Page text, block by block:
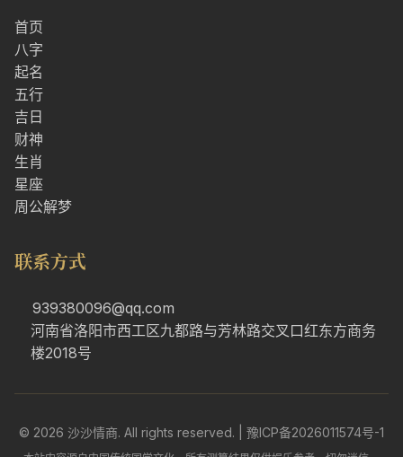
首页
八字
起名
五行
吉日
财神
生肖
星座
周公解梦
联系方式
939380096@qq.com
河南省洛阳市西工区九都路与芳林路交叉口红东方商务
楼2018号
© 2026 沙沙情商. All rights reserved. | 豫ICP备2026011574号-1